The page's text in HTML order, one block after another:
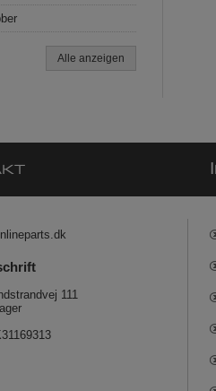
Alle anzeigen
111